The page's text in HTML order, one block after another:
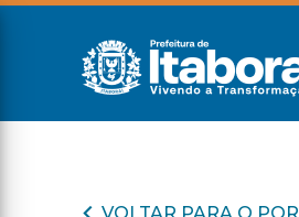
VOLTAR PARA O